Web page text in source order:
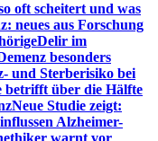
oft scheitert und was
neues aus Forschung
Delir im
besonders
und Sterberisiko bei
betrifft über die Hälfte
Neue Studie zeigt:
Alzheimer-
warnt vor